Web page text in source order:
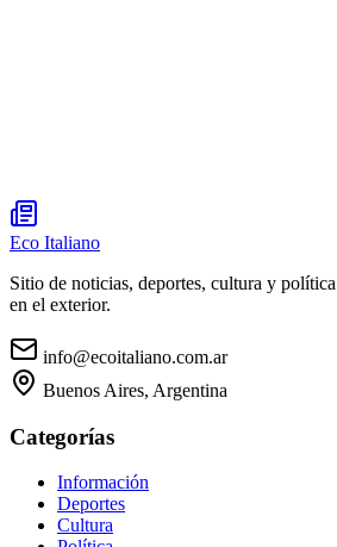
Eco Italiano
Sitio de noticias, deportes, cultura y
en el exterior.
info@ecoitaliano.com.ar
Buenos Aires, Argentina
Categorías
Información
Deportes
Cultura